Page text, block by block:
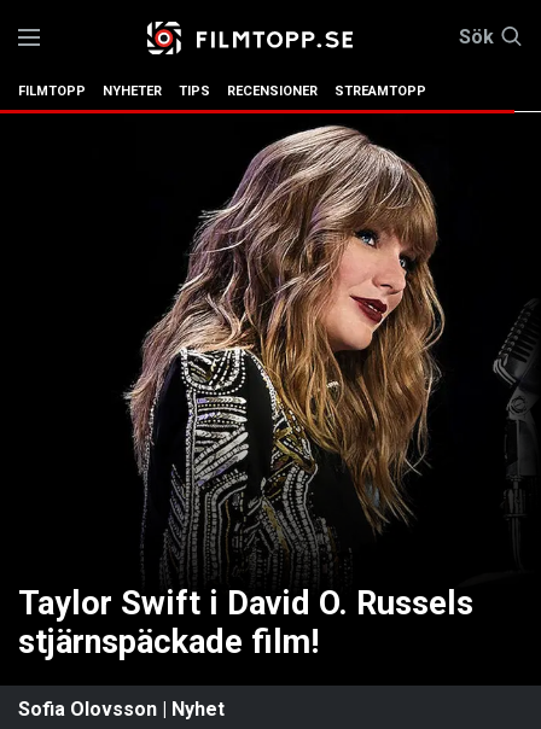
Sök
FILMTOPP NYHETER TIPS RECENSIONER STREAMTOPP
Taylor Swift i David O. Russels
stjärnspäckade film!
Sofia Olovsson | Nyhet